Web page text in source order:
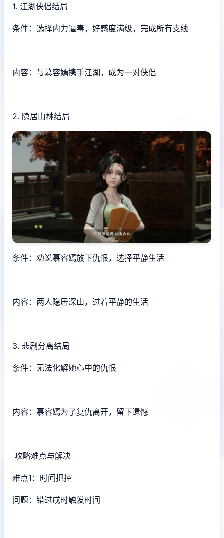
1. 江湖侠侣结局
条件：选择内力逼毒，好感度满级，完成所有支线
内容：与慕容嫣携手江湖，成为一对侠侣
2. 隐居山林结局
条件：劝说慕容嫣放下仇恨，选择平静生活
内容：两人隐居深山，过着平静的生活
3. 悲剧分离结局
条件：无法化解她心中的仇恨
内容：慕容嫣为了复仇离开，留下遗憾
攻略难点与解决
难点1：时间把控
问题：错过戌时触发时间